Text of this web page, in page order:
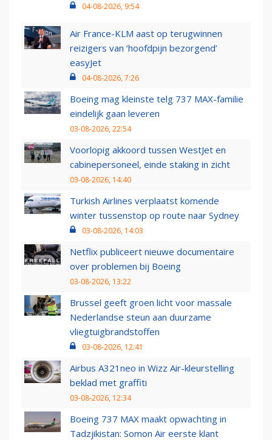
04-08-2026, 9:54
Air France-KLM aast op terugwinnen
reizigers van ‘hoofdpijn bezorgend’
easyJet
04-08-2026, 7:26
Boeing mag kleinste telg 737 MAX-familie
eindelijk gaan leveren
03-08-2026, 22:54
Voorlopig akkoord tussen WestJet en
cabinepersoneel, einde staking in zicht
03-08-2026, 14:40
Turkish Airlines verplaatst komende
winter tussenstop op route naar Sydney
03-08-2026, 14:03
Netflix publiceert nieuwe documentaire
over problemen bij Boeing
03-08-2026, 13:22
Brussel geeft groen licht voor massale
Nederlandse steun aan duurzame
vliegtuigbrandstoffen
03-08-2026, 12:41
Airbus A321neo in Wizz Air-kleurstelling
beklad met graffiti
03-08-2026, 12:34
Boeing 737 MAX maakt opwachting in
Tadzjikistan: Somon Air eerste klant